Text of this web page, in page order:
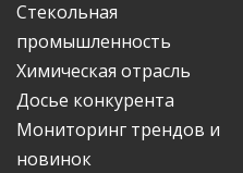
Стекольная
промышленность
Химическая отрасль
Досье конкурента
Мониторинг трендов и
новинок